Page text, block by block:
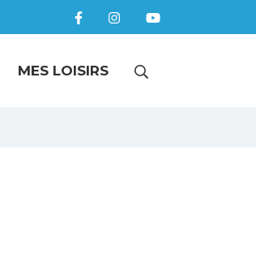
MES LOISIRS